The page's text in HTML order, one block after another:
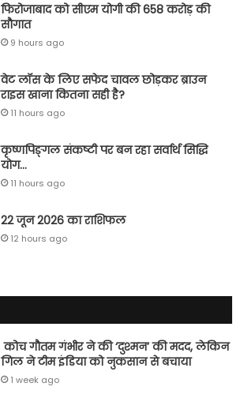
फिरोजाबाद को सीएम योगी की 658 करोड़ की
सौगात
9 hours ago
वेट लॉस के लिए सफेद चावल छोड़कर ब्राउन
राइस खाना कितना सही है?
11 hours ago
कृष्णपिङ्गल संकष्टी पर बन रहा सर्वार्थ सिद्धि
योग…
11 hours ago
22 जून 2026 का राशिफल
12 hours ago
कोच गौतम गंभीर ने की ‘दुश्मन’ की मदद, लेकिन
गिल ने टीम इंडिया को नुकसान से बचाया
1 week ago